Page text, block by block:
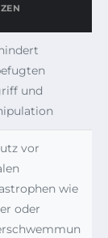
und
vor
wie
oder